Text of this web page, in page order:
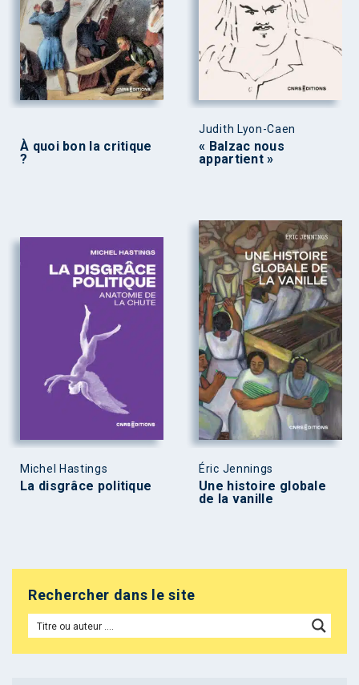
À quoi bon la critique
?
Judith Lyon-Caen
« Balzac nous
appartient »
Michel Hastings
La disgrâce politique
Éric Jennings
Une histoire globale
de la vanille
Rechercher dans le site